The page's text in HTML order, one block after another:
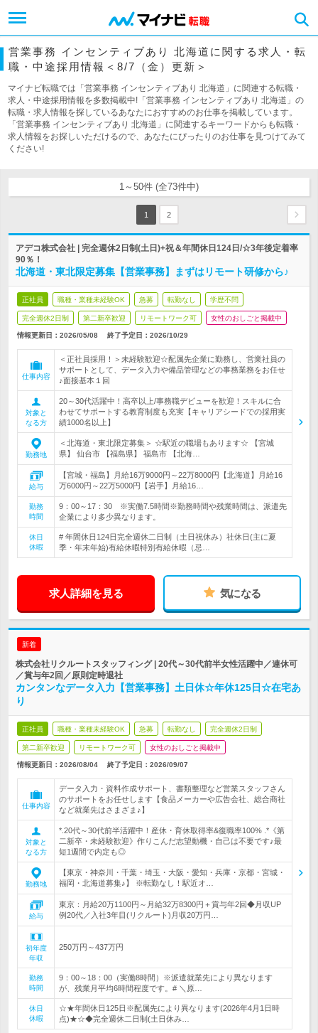
営業事務 インセンティブあり 北海道に関する求人・転
職・中途採用情報＜8/7（金）更新＞
マイナビ転職では「営業事務 インセンティブあり 北海道」に関連する転職・
求人・中途採用情報を多数掲載中!「営業事務 インセンティブあり 北海道」の
転職・求人情報を探しているあなたにおすすめのお仕事を掲載しています。
「営業事務 インセンティブあり 北海道」に関連するキーワードからも転職・
求人情報をお探しいただけるので、あなたにぴったりのお仕事を見つけてみて
ください!
1～50件 (全73件中)
1 2
アデコ株式会社 | 完全週休2日制(土日)+祝＆年間休日124日/☆3年後定着率
90％！
北海道・東北限定募集【営業事務】まずはリモート研修から♪
正社員 職種・業種未経験OK 急募 転勤なし 学歴不問
完全週休2日制 第二新卒歓迎 リモートワーク可 女性のおしごと掲載中
情報更新日：2026/05/08 終了予定日： 2026/10/29
仕事内容
＜正社員採用！＞未経験歓迎☆配属先企業に勤務し、営業社員の
サポートとして、データ入力や備品管理などの事務業務をお任せ
♪面接基本１回
対象と
なる方
20～30代活躍中！高卒以上/事務職デビューを歓迎！スキルに合
わせてサポートする教育制度も充実【キャリアシードでの採用実
績1000名以上】
勤務地
＜北海道・東北限定募集＞ ☆駅近の職場もあります☆ 【宮城
県】 仙台市 【福島県】 福島市 【北海…
給与
【宮城・福島】月給16万9000円～22万8000円【北海道】月給16
万6000円～22万5000円【岩手】月給16…
勤務
時間
9：00～17：30 ※実働7.5時間※勤務時間や残業時間は、派遣先
企業により多少異なります。
休日
休暇
# 年間休日124日完全週休二日制（土日祝休み）社休日(主に夏
季・年末年始)有給休暇特別有給休暇（忌…
求人詳細を見る 気になる
新着
株式会社リクルートスタッフィング | 20代～30代前半女性活躍中／連休可
／賞与年2回／原則定時退社
カンタンなデータ入力【営業事務】土日休☆年休125日☆在宅あ
り
正社員 職種・業種未経験OK 急募 転勤なし 完全週休2日制
第二新卒歓迎 リモートワーク可 女性のおしごと掲載中
情報更新日：2026/08/04 終了予定日： 2026/09/07
仕事内容
データ入力・資料作成サポート、書類整理など営業スタッフさん
のサポートをお任せします【食品メーカーや広告会社、総合商社
など就業先はさまざま♪】
対象と
なる方
*.20代～30代前半活躍中！産休・育休取得率&復職率100% .*《第
二新卒・未経験歓迎》作りこんだ志望動機・自己は不要です♪最
短1週間で内定も◎
勤務地
【東京・神奈川・千葉・埼玉・大阪・愛知・兵庫・京都・宮城・
福岡・北海道募集♪】 ※転勤なし！駅近オ…
給与
東京：月給20万1100円～月給32万8300円＋賞与年2回◆月収UP
例20代／入社3年目(リクルート)月収20万円…
初年度
年収
250万円～437万円
勤務
時間
9：00～18：00（実働8時間）※派遣就業先により異なります
が、残業月平均6時間程度です。# ＼原…
休日
休暇
☆★年間休日125日※配属先により異なります(2026年4月1日時
点)★☆◆完全週休二日制(土日休み…